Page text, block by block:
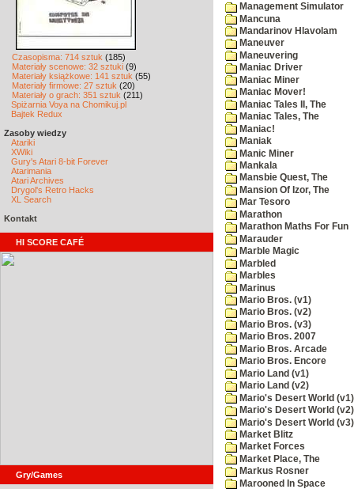
Czasopisma: 714 sztuk (185)
Materiały scenowe: 32 sztuki (9)
Materiały książkowe: 141 sztuk (55)
Materiały firmowe: 27 sztuk (20)
Materiały o grach: 351 sztuk (211)
Spiżarnia Voya na Chomikuj.pl
Bajtek Redux
Zasoby wiedzy
Atariki
XWiki
Gury's Atari 8-bit Forever
Atarimania
Atari Archives
Drygol's Retro Hacks
XL Search
Kontakt
HI SCORE CAFÉ
Gry/Games
Management Simulator
Mancuna
Mandarinov Hlavolam
Maneuver
Maneuvering
Maniac Driver
Maniac Miner
Maniac Mover!
Maniac Tales II, The
Maniac Tales, The
Maniac!
Maniak
Manic Miner
Mankala
Mansbie Quest, The
Mansion Of Izor, The
Mar Tesoro
Marathon
Marathon Maths For Fun
Marauder
Marble Magic
Marbled
Marbles
Marinus
Mario Bros. (v1)
Mario Bros. (v2)
Mario Bros. (v3)
Mario Bros. 2007
Mario Bros. Arcade
Mario Bros. Encore
Mario Land (v1)
Mario Land (v2)
Mario's Desert World (v1)
Mario's Desert World (v2)
Mario's Desert World (v3)
Market Blitz
Market Forces
Market Place, The
Markus Rosner
Marooned In Space